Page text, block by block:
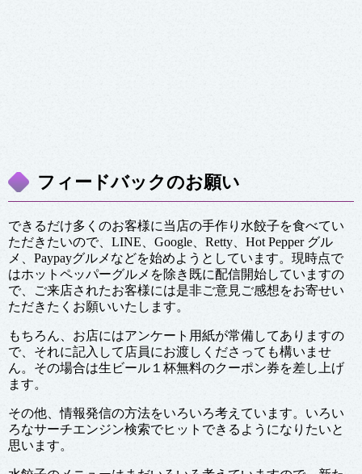
フィードバックのお願い
できるだけ多くのお客様に当店の手作り水餃子を食べてい
ただきたいので、LINE、Google、Retty、Hot Pepper グル
メ、Paypayグルメなどを始めようとしています。現時点で
はホットペッパーグルメを除き既に配信開始していますの
で、ご来店されたお客様には是非ご意見ご感想をお寄せい
ただきたくお願いいたします。
もちろん、お店にはアンケート用紙が常備してありますの
で、それに記入して店員にお渡しくださっても構いませ
ん。その場合は生ビール１杯無料のクーポン券を差し上げ
ます。
その他、情報発信の方法をいろいろ考えています。いろい
ろなサーチエンジン検索でヒットできるようになりたいと
思います。